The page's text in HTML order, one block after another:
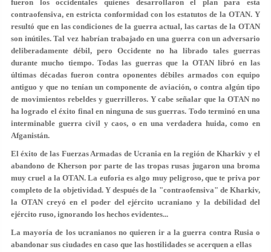
fueron los occidentales quienes desarrollaron el plan para esta
contraofensiva, en estricta conformidad con los estatutos de la OTAN. Y
resultó que en las condiciones de la guerra actual, las cartas de la OTAN
son inútiles. Tal vez habrían trabajado en una guerra con un adversario
deliberadamente débil, pero Occidente no ha librado tales guerras
durante mucho tiempo. Todas las guerras que la OTAN libró en las
últimas décadas fueron contra oponentes débiles armados con equipo
antiguo y que no tenían un componente de aviación, o contra algún tipo
de movimientos rebeldes y guerrilleros. Y cabe señalar que la OTAN no
ha logrado el éxito final en ninguna de sus guerras. Todo terminó en una
interminable guerra civil y caos, o en una verdadera huida, como en
Afganistán.
El éxito de las Fuerzas Armadas de Ucrania en la región de Kharkiv y el
abandono de Kherson por parte de las tropas rusas jugaron una broma
muy cruel a la OTAN. La euforia es algo muy peligroso, que te priva por
completo de la objetividad. Y después de la "contraofensiva" de Kharkiv,
la OTAN creyó en el poder del ejército ucraniano y la debilidad del
ejército ruso, ignorando los hechos evidentes...
La mayoría de los ucranianos no quieren ir a la guerra contra Rusia o
abandonar sus ciudades en caso que las hostilidades se acerquen a ellas